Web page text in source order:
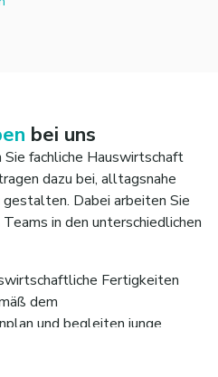
bei uns
fachliche Hauswirtschaft
dazu bei, alltagsnahe
Dabei arbeiten Sie
in den unterschiedlichen
Fertigkeiten
dem
und begleiten junge